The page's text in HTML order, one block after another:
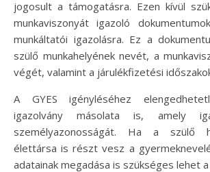
jogosult a támogatásra. Ezen kívül
munkaviszonyát igazoló
munkáltatói igazolásra. Ez a
szülő munkahelyének nevét, a
végét, valamint a járulékfizetési
A GYES igényléséhez
igazolvány másolata is, amely
személyazonosságát. Ha a szülő
élettársa is részt vesz a
adatainak megadása is szükséges lehet